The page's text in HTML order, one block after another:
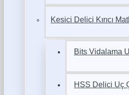
Kesici Delici Kırıcı
Bits Vidalama
HSS Delici Uç